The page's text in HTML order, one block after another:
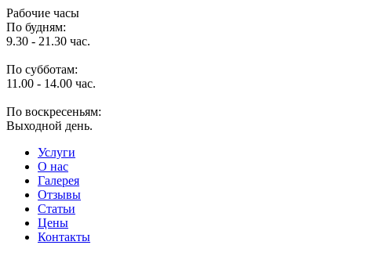
Рабочие часы
По будням:
9.30 - 21.30 час.
По субботам:
11.00 - 14.00 час.
По воскресеньям:
Выходной день.
Услуги
O нас
Галерея
Отзывы
Статьи
Цены
Контакты